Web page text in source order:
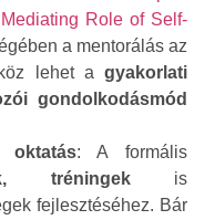
Role of Self-
a mentorálás az
lehet a gyakorlati
gondolkodásmód
oktatás: A formális
tréningekis
fejlesztéséhez. Bár